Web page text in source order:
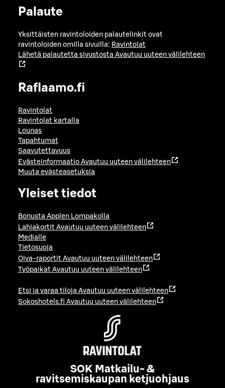
Palaute
Yksittäisten ravintoloiden palautelinkit ovat
ravintoloiden omilla sivuilla: Ravintolat
Lähetä palautetta sivustosta Avautuu uuteen välilehteen
Raflaamo.fi
Ravintolat
Ravintolat kartalla
Lounas
Tapahtumat
Saavutettavuus
Evästeinformaatio Avautuu uuteen välilehteen
Muuta evästeasetuksia
Yleiset tiedot
Bonusta Applen Lompakolla
Lahjakortit Avautuu uuteen välilehteen
Medialle
Tietosuoja
Oiva-raportit Avautuu uuteen välilehteen
Työpaikat Avautuu uuteen välilehteen
Etsi ja varaa tiloja Avautuu uuteen välilehteen
Sokoshotels.fi Avautuu uuteen välilehteen
SOK Matkailu- &
ravitsemiskaupan ketjuohjaus